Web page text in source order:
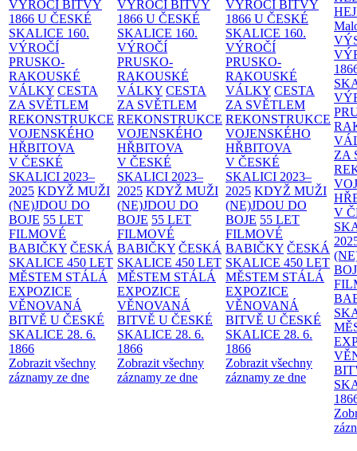
VÝROČÍ BITVY
1866 U ČESKÉ
SKALICE 160.
VÝROČÍ
PRUSKO-
RAKOUSKÉ
VÁLKY CESTA
ZA SVĚTLEM
REKONSTRUKCE
VOJENSKÉHO
HŘBITOVA
V ČESKÉ
SKALICI 2023–
2025 KDYŽ MUŽI
(NE)JDOU DO
BOJE 55 LET
FILMOVÉ
BABIČKY ČESKÁ
SKALICE 450 LET
MĚSTEM STÁLÁ
EXPOZICE
VĚNOVANÁ
BITVĚ U ČESKÉ
SKALICE 28. 6.
1866
Zobrazit všechny
záznamy ze dne
VÝROČÍ BITVY
1866 U ČESKÉ
SKALICE 160.
VÝROČÍ
PRUSKO-
RAKOUSKÉ
VÁLKY CESTA
ZA SVĚTLEM
REKONSTRUKCE
VOJENSKÉHO
HŘBITOVA
V ČESKÉ
SKALICI 2023–
2025 KDYŽ MUŽI
(NE)JDOU DO
BOJE 55 LET
FILMOVÉ
BABIČKY ČESKÁ
SKALICE 450 LET
MĚSTEM STÁLÁ
EXPOZICE
VĚNOVANÁ
BITVĚ U ČESKÉ
SKALICE 28. 6.
1866
Zobrazit všechny
záznamy ze dne
VÝROČÍ BITVY
1866 U ČESKÉ
SKALICE 160.
VÝROČÍ
PRUSKO-
RAKOUSKÉ
VÁLKY CESTA
ZA SVĚTLEM
REKONSTRUKCE
VOJENSKÉHO
HŘBITOVA
V ČESKÉ
SKALICI 2023–
2025 KDYŽ MUŽI
(NE)JDOU DO
BOJE 55 LET
FILMOVÉ
BABIČKY ČESKÁ
SKALICE 450 LET
MĚSTEM STÁLÁ
EXPOZICE
VĚNOVANÁ
BITVĚ U ČESKÉ
SKALICE 28. 6.
1866
Zobrazit všechny
záznamy ze dne
ZA
V